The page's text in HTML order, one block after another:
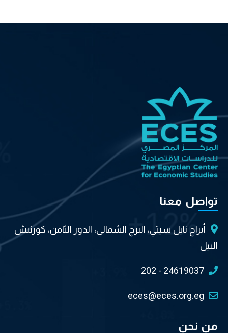
تواصل معنا
أبراج نايل سيتي، البرج الشمالي، الدور الثامن، كورنيش
النيل
202 - 24619037
eces@eces.org.eg
من نحن